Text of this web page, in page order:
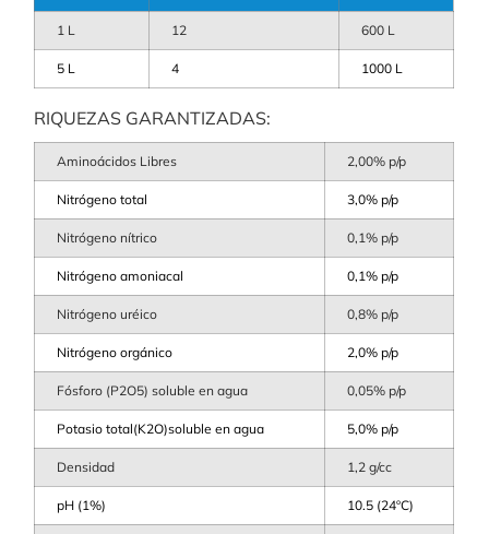
1 L 12 600 L
5 L 4 1000 L
RIQUEZAS GARANTIZADAS:
Aminoácidos Libres 2,00% p/p
Nitrógeno total 3,0% p/p
Nitrógeno nítrico 0,1% p/p
Nitrógeno amoniacal 0,1% p/p
Nitrógeno uréico 0,8% p/p
Nitrógeno orgánico 2,0% p/p
Fósforo (P2O5) soluble en agua 0,05% p/p
Potasio total(K2O)soluble en agua 5,0% p/p
Densidad 1,2 g/cc
pH (1%) 10.5 (24ºC)